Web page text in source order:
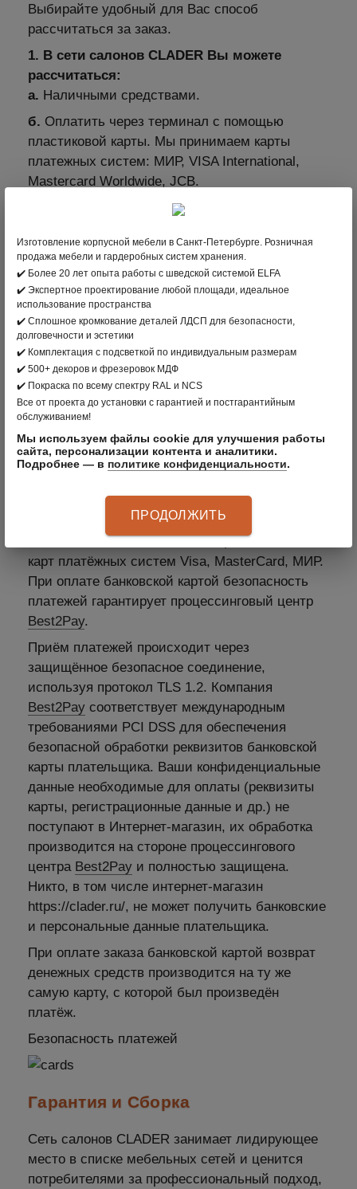
Выбирайте удобный для Вас способ
рассчитаться за заказ.
1. В сети салонов CLADER Вы можете
рассчитаться:
а. Наличными средствами.
б. Оплатить через терминал с помощью
пластиковой карты. Мы принимаем карты
платежных систем: МИР, VISA International,
Mastercard Worldwide, JCB.
2. В интернет-магазине clader.ru с помощью
Для выбора оплаты товара с помощью
банковской карты на соответствующей
странице необходимо нажать кнопку Оплата
заказа банковской картой. Оплата происходит
через ПАО СБЕРБАНК с использованием
банковских карт следующих платёжных
систем: МИР, VISA International, Mastercard
Worldwide, JCB
3. Оплата по безналичному расчету –
подходит для Юридических лиц
Оплатить заказ можно с помощью банковских
карт платёжных систем Visa, MasterCard, МИР.
При оплате банковской картой безопасность
платежей гарантирует процессинговый центр
Best2Pay.
Приём платежей происходит через
защищённое безопасное соединение,
используя протокол TLS 1.2. Компания
Best2Pay соответствует международным
требованиями PCI DSS для обеспечения
безопасной обработки реквизитов банковской
карты плательщика. Ваши конфиденциальные
данные необходимые для оплаты (реквизиты
карты, регистрационные данные и др.) не
поступают в Интернет-магазин, их обработка
производится на стороне процессингового
центра Best2Pay и полностью защищена.
Никто, в том числе интернет-магазин
https://clader.ru/, не может получить банковские
и персональные данные плательщика.
При оплате заказа банковской картой возврат
денежных средств производится на ту же
самую карту, с которой был произведён
платёж.
Безопасность платежей
Гарантия и Сборка
Сеть салонов CLADER занимает лидирующее
место в списке мебельных сетей и ценится
потребителями за профессиональный подход,
Изготовление корпусной мебели в Санкт-Петербурге. Розничная
продажа мебели и гардеробных систем хранения.
✔️ Более 20 лет опыта работы с шведской системой ELFA
✔️ Экспертное проектирование любой площади, идеальное
использование пространства
✔️ Сплошное кромкование деталей ЛДСП для безопасности,
долговечности и эстетики
✔️ Комплектация с подсветкой по индивидуальным размерам
✔️ 500+ декоров и фрезеровок МДФ
✔️ Покраска по всему спектру RAL и NCS
Все от проекта до установки с гарантией и постгарантийным
обслуживанием!
Мы используем файлы cookie для улучшения работы
сайта, персонализации контента и аналитики.
Подробнее — в политике конфиденциальности.
ПРОДОЛЖИТЬ